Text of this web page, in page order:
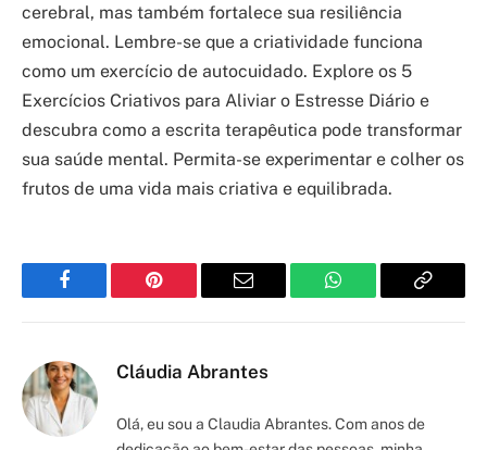
cerebral, mas também fortalece sua resiliência
emocional. Lembre-se que a criatividade funciona
como um exercício de autocuidado. Explore os 5
Exercícios Criativos para Aliviar o Estresse Diário e
descubra como a escrita terapêutica pode transformar
sua saúde mental. Permita-se experimentar e colher os
frutos de uma vida mais criativa e equilibrada.
Facebook Pinterest Email WhatsApp Copy
Cláudia Abrantes
Olá, eu sou a Claudia Abrantes. Com anos de